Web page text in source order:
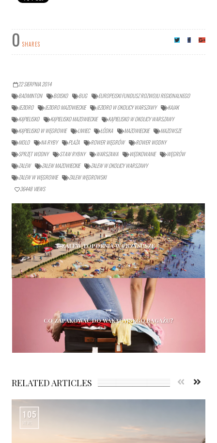
0 SHARES
22 SIERPNIA 2014
BADMINTON
BOISKO BUG
EUROPEJSKI FUNDUSZ ROZWOJU REGIONALNEGO
JEZIORO
JEZIORO MAZOWIECKIE JEZIORO W OKOLICY WARSZAWY
KAJAK
KĄPIELISKO
KĄPIELISKO MAZOWIECKIE
KĄPIELISKO W OKOLICY WARSZAWY
KĄPIELISKO W WĘGROWIE
LIWIEC ŁÓDKA MAZOWIECKIE
MAZOWSZE
MOLO
NA RYBY PLAŻA ROWER WĘGRÓW
ROWER WODNY
SPRZĘT WODNY
STAW RYBNY WARSZAWA WĘDKOWANIE
WĘGRÓW
ZALEW
ZALEW MAZOWIECKIE
ZALEW W OKOLICY WARSZAWY
ZALEW W WĘGROWIE
ZALEW WĘGROWSKI
36448 VIEWS
ZALEW TOPORNIA W PRZYSUSZE
CO ZAPAKOWAĆ DO WAKACYJNEGO BAGAŻU?
RELATED ARTICLES
105
VIEWS